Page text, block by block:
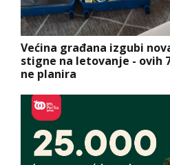
Većina građana izgubi
stigne na letovanje - ovih
ne planira